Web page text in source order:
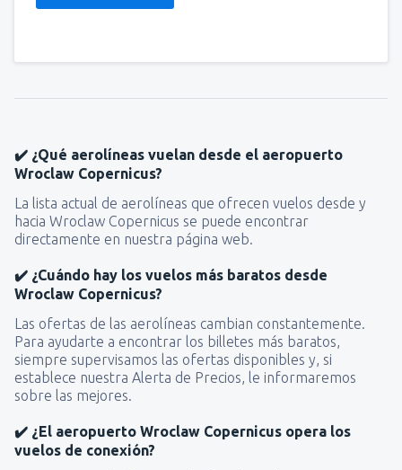
✔️ ¿Qué aerolíneas vuelan desde el aeropuerto
Wroclaw Copernicus?
La lista actual de aerolíneas que ofrecen vuelos desde y
hacia Wroclaw Copernicus se puede encontrar
directamente en nuestra página web.
✔️ ¿Cuándo hay los vuelos más baratos desde
Wroclaw Copernicus?
Las ofertas de las aerolíneas cambian constantemente.
Para ayudarte a encontrar los billetes más baratos,
siempre supervisamos las ofertas disponibles y, si
establece nuestra Alerta de Precios, le informaremos
sobre las mejores.
✔️ ¿El aeropuerto Wroclaw Copernicus opera los
vuelos de conexión?